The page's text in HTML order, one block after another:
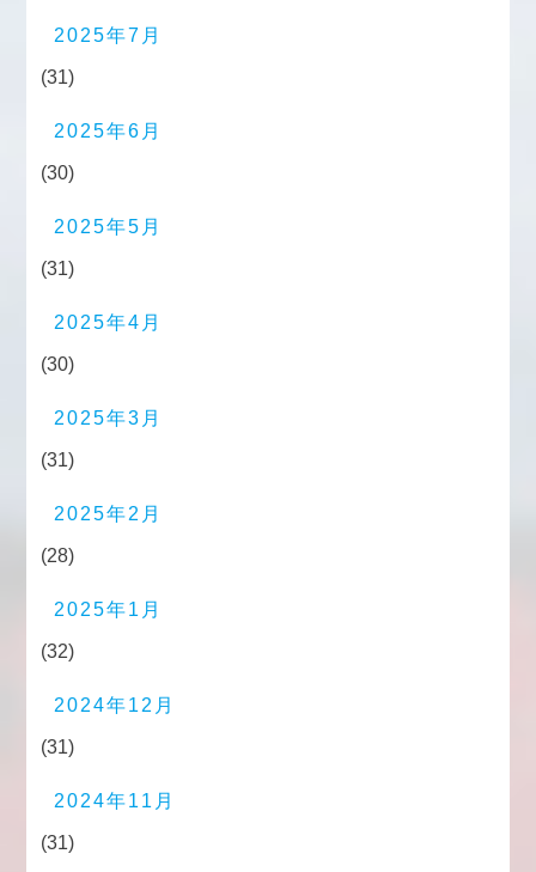
2025年7月
(31)
2025年6月
(30)
2025年5月
(31)
2025年4月
(30)
2025年3月
(31)
2025年2月
(28)
2025年1月
(32)
2024年12月
(31)
2024年11月
(31)